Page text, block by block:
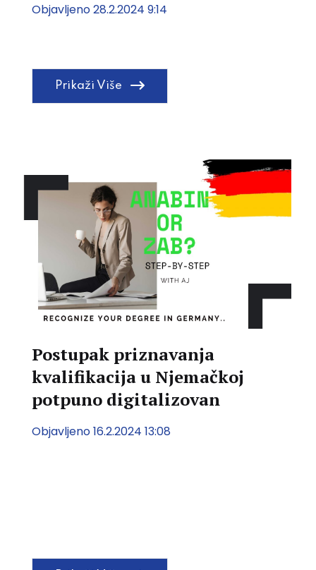
Objavljeno 28.2.2024 9:14
Prikaži Više
Postupak priznavanja
kvalifikacija u Njemačkoj
potpuno digitalizovan
Objavljeno 16.2.2024 13:08